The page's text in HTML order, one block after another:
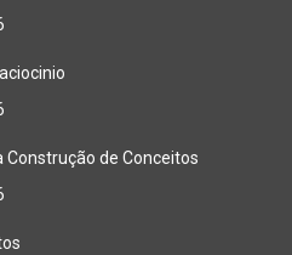
Construção de Conceitos